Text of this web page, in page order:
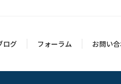
ログ フォーラム お問い